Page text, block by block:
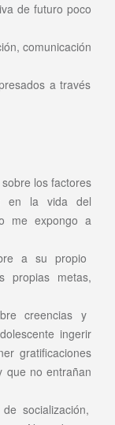
de futuro poco
comunicación
a través
los factores
en la vida del
me expongo a
a su propio
propias metas,
creencias y
ingerir
gratificaciones
que no entrañan
socialización,